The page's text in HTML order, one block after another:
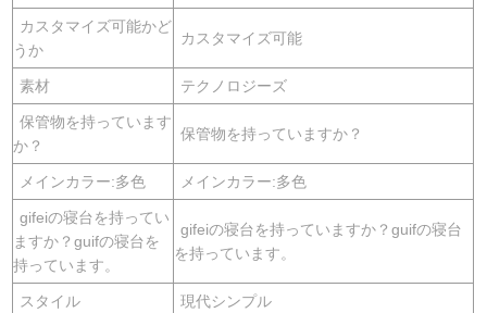
カスタマイズ可能かど
うか
カスタマイズ可能
素材 テクノロジーズ
保管物を持っています
か？
保管物を持っていますか？
メインカラー:多色 メインカラー:多色
gifeiの寝台を持ってい
ますか？guifの寝台を
持っています。
gifeiの寝台を持っていますか？guifの寝台
を持っています。
スタイル 現代シンプル